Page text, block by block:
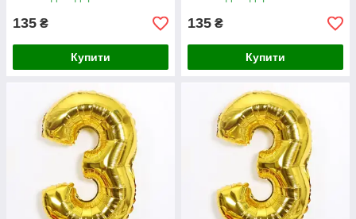
135 ₴
Купити
135 ₴
Купити